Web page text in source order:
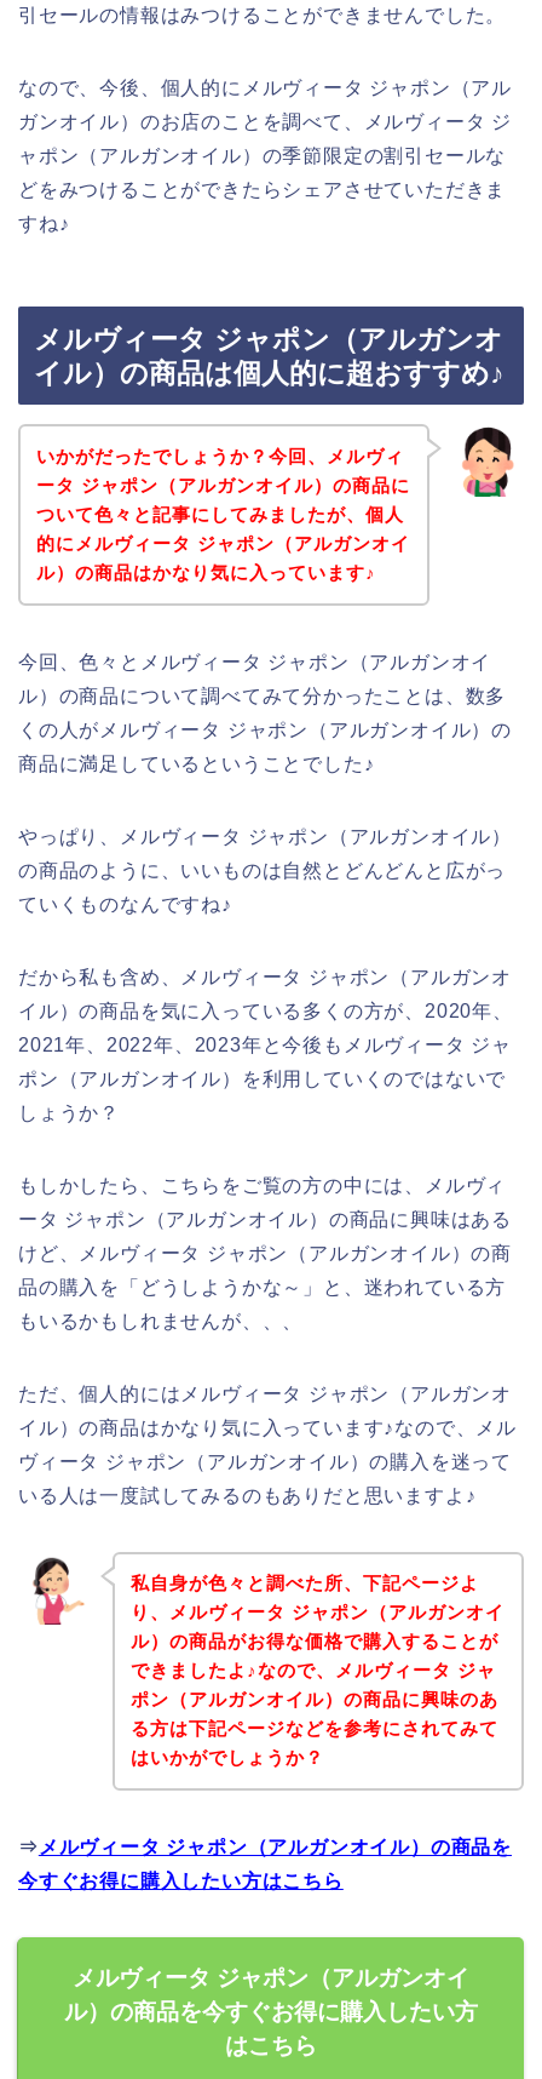
引セールの情報はみつけることができませんでした。
なので、今後、個人的にメルヴィータ ジャポン（アル
ガンオイル）のお店のことを調べて、メルヴィータ ジ
ャポン（アルガンオイル）の季節限定の割引セールな
どをみつけることができたらシェアさせていただきま
すね♪
メルヴィータ ジャポン（アルガンオ
イル）の商品は個人的に超おすすめ♪
いかがだったでしょうか？今回、メルヴィ
ータ ジャポン（アルガンオイル）の商品に
ついて色々と記事にしてみましたが、個人
的にメルヴィータ ジャポン（アルガンオイ
ル）の商品はかなり気に入っています♪
今回、色々とメルヴィータ ジャポン（アルガンオイ
ル）の商品について調べてみて分かったことは、数多
くの人がメルヴィータ ジャポン（アルガンオイル）の
商品に満足しているということでした♪
やっぱり、メルヴィータ ジャポン（アルガンオイル）
の商品のように、いいものは自然とどんどんと広がっ
ていくものなんですね♪
だから私も含め、メルヴィータ ジャポン（アルガンオ
イル）の商品を気に入っている多くの方が、2020年、
2021年、2022年、2023年と今後もメルヴィータ ジャ
ポン（アルガンオイル）を利用していくのではないで
しょうか？
もしかしたら、こちらをご覧の方の中には、メルヴィ
ータ ジャポン（アルガンオイル）の商品に興味はある
けど、メルヴィータ ジャポン（アルガンオイル）の商
品の購入を「どうしようかな～」と、迷われている方
もいるかもしれませんが、、、
ただ、個人的にはメルヴィータ ジャポン（アルガンオ
イル）の商品はかなり気に入っています♪なので、メル
ヴィータ ジャポン（アルガンオイル）の購入を迷って
いる人は一度試してみるのもありだと思いますよ♪
私自身が色々と調べた所、下記ページよ
り、メルヴィータ ジャポン（アルガンオイ
ル）の商品がお得な価格で購入することが
できましたよ♪なので、メルヴィータ ジャ
ポン（アルガンオイル）の商品に興味のあ
る方は下記ページなどを参考にされてみて
はいかがでしょうか？
⇒ メルヴィータ ジャポン（アルガンオイル）の商品を
今すぐお得に購入したい方はこちら
メルヴィータ ジャポン（アルガンオイ
ル）の商品を今すぐお得に購入したい方
はこちら